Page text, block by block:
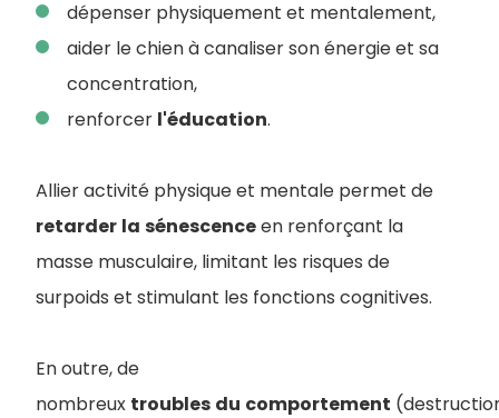
dépenser physiquement et mentalement,
aider le chien à canaliser son énergie et sa
concentration,
renforcer l'éducation.
Allier activité physique et mentale permet de
retarder la sénescenceen renforçant la
masse musculaire, limitant les risques de
surpoids et stimulant les fonctions cognitives.
En outre, de
nombreux troubles du comportement